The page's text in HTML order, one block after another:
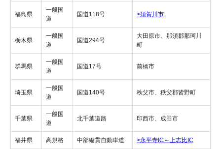
福島県
一般国
道
国道118号 >須賀川市
栃木県
一般国
道
国道294号
大田原市、那須郡那珂川
町
群馬県
一般国
道
国道17号 前橋市
埼玉県
一般国
道
国道140号 秩父市、秩父郡皆野町
千葉県
一般国
道
北千葉道路 印西市、成田市
福井県 高規格 中部縦貫自動車道 >永平寺IC～上志比IC